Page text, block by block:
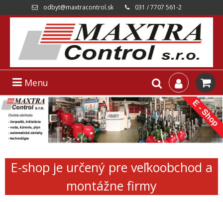
odbyt@maxtracontrol.sk 031 / 7707 561-2
Menu
E-shop je určený pre veľkoobchod a
montážne firmy